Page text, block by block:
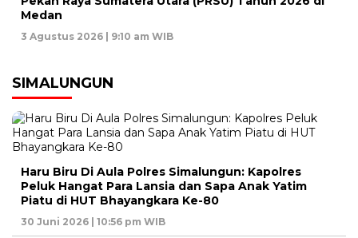
Medan
3 Agustus 2026 | 9:10 am WIB
SIMALUNGUN
Haru Biru Di Aula Polres Simalungun: Kapolres
Peluk Hangat Para Lansia dan Sapa Anak Yatim
Piatu di HUT Bhayangkara Ke-80
30 Juni 2026 | 10:56 pm WIB